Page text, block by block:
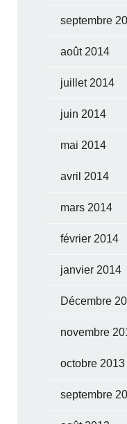
septembre
août 2014
juillet 2014
juin 2014
mai 2014
avril 2014
mars 2014
février 2014
janvier 2014
Décembre
novembre
octobre 2013
septembre